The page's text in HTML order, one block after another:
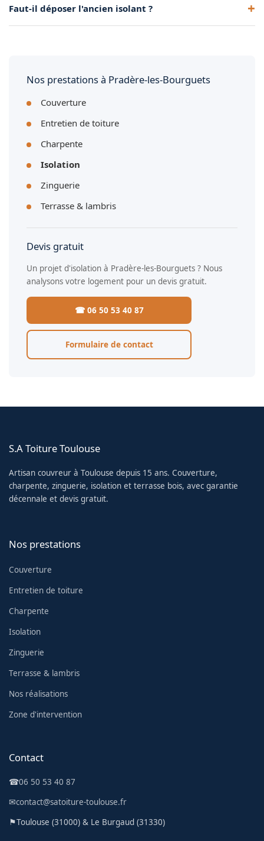
particulièrement utile dans la région toulousaine.
Faut-il déposer l'ancien isolant ?
Nos prestations à Pradère-les-Bourguets
Couverture
Entretien de toiture
Charpente
Isolation
Zinguerie
Terrasse & lambris
Devis gratuit
Un projet d'isolation à Pradère-les-Bourguets ? Nous
analysons votre logement pour un devis gratuit.
☎ 06 50 53 40 87
Formulaire de contact
S.A Toiture Toulouse
Artisan couvreur à Toulouse depuis 15 ans. Couverture,
charpente, zinguerie, isolation et terrasse bois, avec garantie
décennale et devis gratuit.
Nos prestations
Couverture
Entretien de toiture
Charpente
Isolation
Zinguerie
Terrasse & lambris
Nos réalisations
Zone d'intervention
Contact
☎06 50 53 40 87
✉contact@satoiture-toulouse.fr
⚑Toulouse (31000) & Le Burgaud (31330)